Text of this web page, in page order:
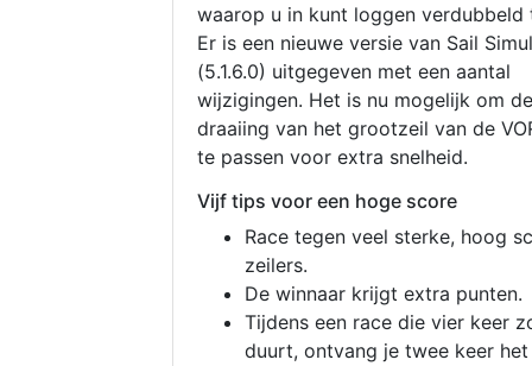
waarop u in kunt loggen verdubbeld
Er is een nieuwe versie van Sail
(5.1.6.0) uitgegeven met een aantal
wijzigingen. Het is nu mogelijk om de
draaiing van het grootzeil van de
te passen voor extra snelheid.
Vijf tips voor een hoge score
Race tegen veel sterke, hoog
zeilers.
De winnaar krijgt extra punten.
Tijdens een race die vier keer
duurt, ontvang je twee keer